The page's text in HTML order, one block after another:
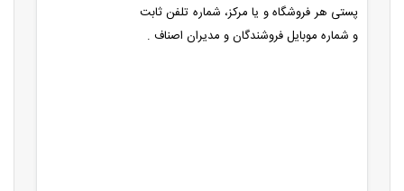
پستی هر فروشگاه و یا مرکز، شماره تلفن ثابت
و شماره موبایل فروشندگان و مدیران اصناف .